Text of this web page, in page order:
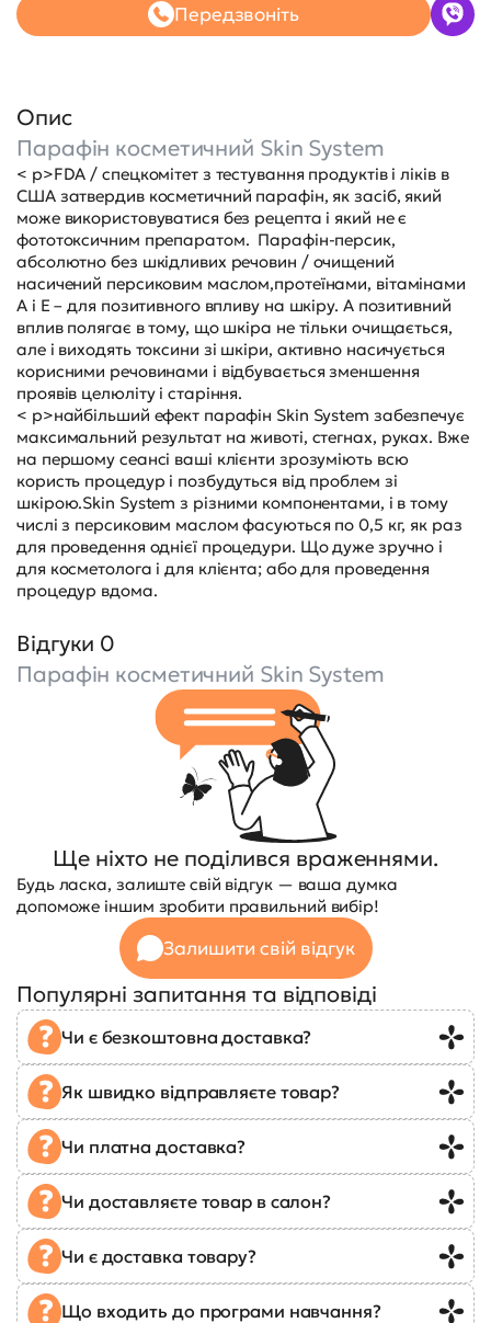
Передзвоніть
Опис
Парафін косметичний Skin System
< p>FDA / спецкомітет з тестування продуктів і ліків в
США затвердив косметичний парафін, як засіб, який
може використовуватися без рецепта і який не є
фототоксичним препаратом. Парафін-персик,
абсолютно без шкідливих речовин / очищений
насичений персиковим маслом,протеїнами, вітамінами
А і Е – для позитивного впливу на шкіру. А позитивний
вплив полягає в тому, що шкіра не тільки очищається,
але і виходять токсини зі шкіри, активно насичується
корисними речовинами і відбувається зменшення
проявів целюліту і старіння.
< p>найбільший ефект парафін Skin System забезпечує
максимальний результат на животі, стегнах, руках. Вже
на першому сеансі ваші клієнти зрозуміють всю
користь процедур і позбудуться від проблем зі
шкірою.Skin System з різними компонентами, і в тому
числі з персиковим маслом фасуються по 0,5 кг, як раз
для проведення однієї процедури. Що дуже зручно і
для косметолога і для клієнта; або для проведення
процедур вдома.
Відгуки 0
Парафін косметичний Skin System
Ще ніхто не поділився враженнями.
Будь ласка, залиште свій відгук — ваша думка
допоможе іншим зробити правильний вибір!
Залишити свій відгук
Популярні запитання та відповіді
Чи є безкоштовна доставка?
Як швидко відправляєте товар?
Чи платна доставка?
Чи доставляєте товар в салон?
Чи є доставка товару?
Що входить до програми навчання?